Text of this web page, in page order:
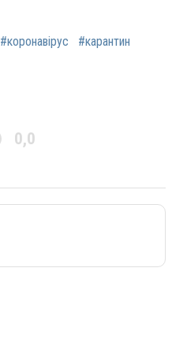
#коронавірус #карантин
0,0